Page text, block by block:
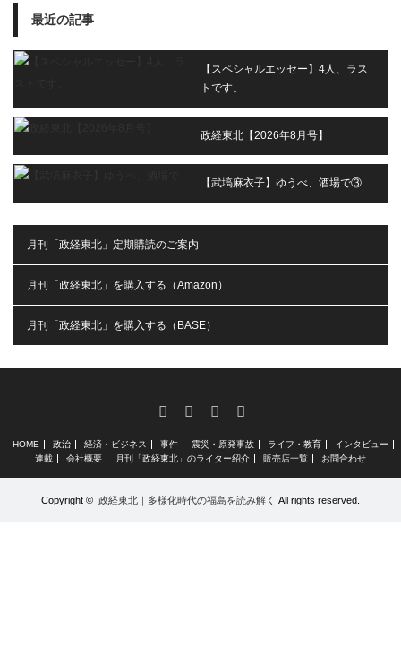
最近の記事
【スペシャルエッセー】4人、ラス
トです。
政経東北【2026年8月号】
【武塙麻衣子】ゆうべ、酒場で③
月刊「政経東北」定期購読のご案内
月刊「政経東北」を購入する（Amazon）
月刊「政経東北」を購入する（BASE）
FacebookInstagram
RSS
HOME 政治 経済・ビジネス 事件 震災・原発事故 ライフ・教育
インタビュー
連載
会社概要 月刊「政経東北」のライター紹介 販売店一覧 お問合わせ
Copyright © 政経東北｜多様化時代の福島を読み解く All rights reserved.